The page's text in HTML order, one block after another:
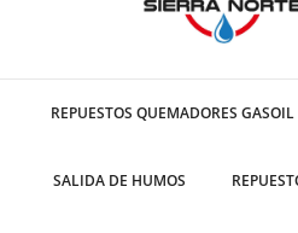
REPUESTOS QUEMADORES GASOIL
SALIDA DE HUMOS